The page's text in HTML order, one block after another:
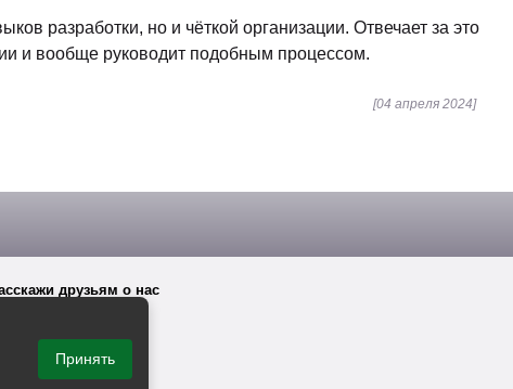
разработки, но и чёткой организации. Отвечает за это
и вообще руководит подобным процессом.
[04 апреля 2024]
друзьям о нас
Принять